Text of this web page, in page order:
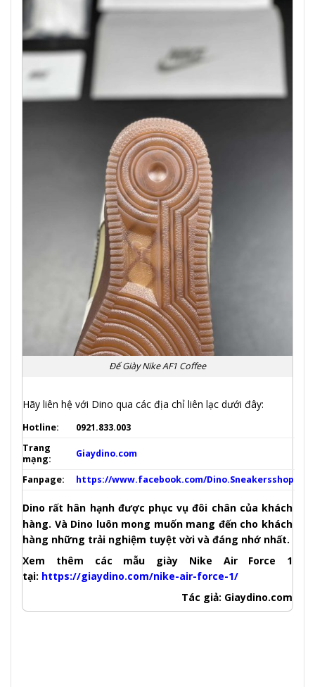
Đế Giày Nike AF1 Coffee
Hãy liên hệ với Dino qua các địa chỉ liên lạc dưới đây:
Hotline:
0921.833.003
Trang
mạng:
Giaydino.com
Fanpage: https://www.facebook.com/Dino.Sneakersshop
Dino rất hân hạnh được phục vụ đôi chân của khách
hàng. Và Dino luôn mong muốnmang đến cho khách
hàng những trải nghiệm tuyệt vời và đáng nhớ nhất.
Xem thêm các mẫu giày Nike Air Force 1
tại: https://giaydino.com/nike-air-force-1/
Tác giả: Giaydino.com